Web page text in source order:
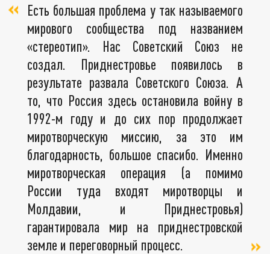
Есть большая проблема у так называемого
мирового сообщества под названием
«стереотип». Нас Советский Союз не
создал. Приднестровье появилось в
результате развала Советского Союза. А
то, что Россия здесь остановила войну в
1992-м году и до сих пор продолжает
миротворческую миссию, за это им
благодарность, большое спасибо. Именно
миротворческая операция (а помимо
России туда входят миротворцы и
Молдавии, и Приднестровья)
гарантировала мир на приднестровской
земле и переговорный процесс.